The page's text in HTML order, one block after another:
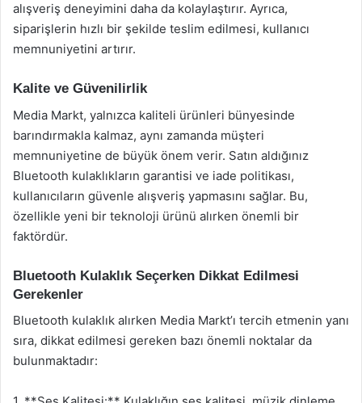
alışveriş deneyimini daha da kolaylaştırır. Ayrıca,
siparişlerin hızlı bir şekilde teslim edilmesi, kullanıcı
memnuniyetini artırır.
Kalite ve Güvenilirlik
Media Markt, yalnızca kaliteli ürünleri bünyesinde
barındırmakla kalmaz, aynı zamanda müşteri
memnuniyetine de büyük önem verir. Satın aldığınız
Bluetooth kulaklıkların garantisi ve iade politikası,
kullanıcıların güvenle alışveriş yapmasını sağlar. Bu,
özellikle yeni bir teknoloji ürünü alırken önemli bir
faktördür.
Bluetooth Kulaklık Seçerken Dikkat Edilmesi
Gerekenler
Bluetooth kulaklık alırken Media Markt’ı tercih etmenin yanı
sıra, dikkat edilmesi gereken bazı önemli noktalar da
bulunmaktadır: